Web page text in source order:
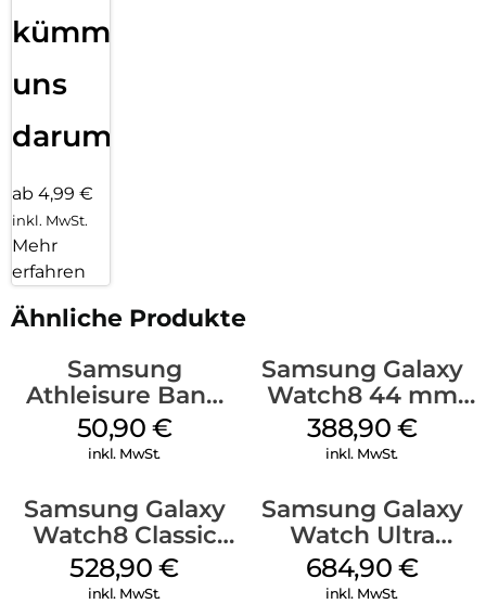
kümmern
uns
darum!
ab 4,99 €
inkl. MwSt.
Mehr
erfahren
Ähnliche Produkte
Samsung
Athleisure Band
(M/L) Galaxy
Watch8/Watch8
50,90 €
inkl. MwSt.
Samsung Galaxy
Watch8 44 mm
Graphite
388,90 €
inkl. MwSt.
Samsung Galaxy
Watch8 Classic
Black
528,90€
inkl. MwSt.
Samsung Galaxy
Watch Ultra
Titanium White
684,90 €
inkl. MwSt.